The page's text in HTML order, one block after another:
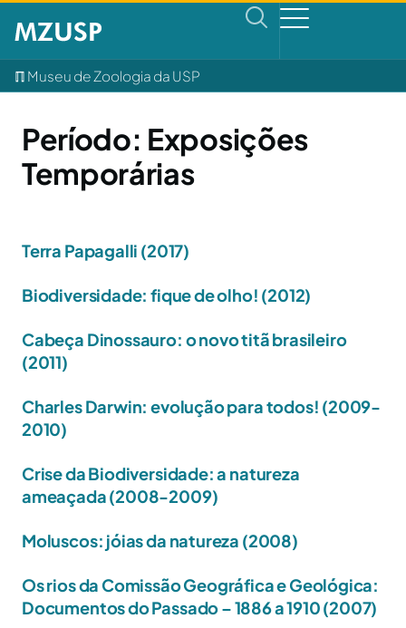
ℿ Museu de Zoologia da USP
Período: Exposições
Temporárias
Terra Papagalli (2017)
Biodiversidade: fique de olho! (2012)
Cabeça Dinossauro: o novo titã brasileiro
(2011)
Charles Darwin: evolução para todos! (2009-
2010)
Crise da Biodiversidade: a natureza
ameaçada (2008-2009)
Moluscos: jóias da natureza (2008)
Os rios da Comissão Geográfica e Geológica:
Documentos do Passado – 1886 a 1910 (2007)